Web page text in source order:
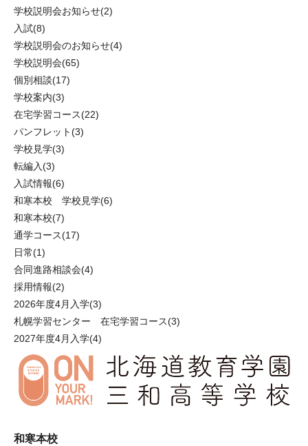
学校説明会お知らせ(2)
入試(8)
学校説明会のお知らせ(4)
学校説明会(65)
個別相談(17)
学校案内(3)
在宅学習コース(22)
パンフレット(3)
学校見学(3)
転編入(3)
入試情報(6)
和寒本校 学校見学(6)
和寒本校(7)
通学コース(17)
日常(1)
合同進路相談会(4)
採用情報(2)
2026年度4月入学(3)
札幌学習センター 在宅学習コース(3)
2027年度4月入学(4)
和寒本校